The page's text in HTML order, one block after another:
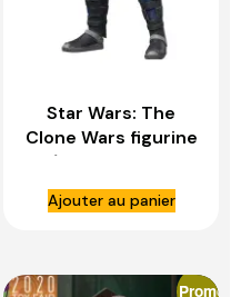
Star Wars: The
Clone Wars figurine
1/6 Arc Trooper
Echo – HOT TOYS
Ajouter au panier
Promo